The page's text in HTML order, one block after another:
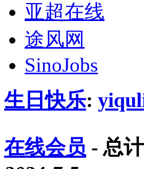
亚超在线
途风网
SinoJobs
生日快乐:
在线会员 - 总计